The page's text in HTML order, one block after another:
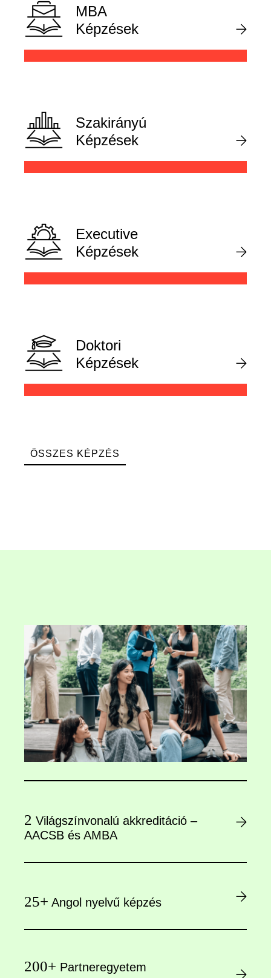
MBA
Képzések
Szakirányú
Képzések
Executive
Képzések
Doktori
Képzések
ÖSSZES KÉPZÉS
2 Világszínvonalú akkreditáció –
AACSB és AMBA
25+ Angol nyelvű képzés
200+ Partneregyetem